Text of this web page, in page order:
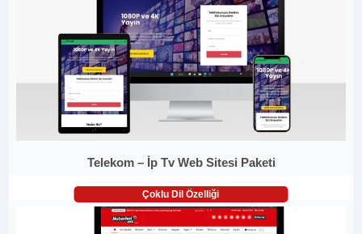
Telekom – İp Tv Web Sitesi Paketi
Çoklu Dil Özelliği